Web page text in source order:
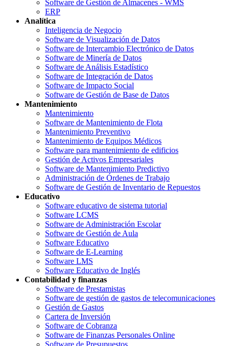
Software de Gestión de Almacenes - WMS
ERP
Analítica
Inteligencia de Negocio
Software de Visualización de Datos
Software de Intercambio Electrónico de Datos
Software de Minería de Datos
Software de Análisis Estadístico
Software de Integración de Datos
Software de Impacto Social
Software de Gestión de Base de Datos
Mantenimiento
Mantenimiento
Software de Mantenimiento de Flota
Mantenimiento Preventivo
Mantenimiento de Equipos Médicos
Software para mantenimiento de edificios
Gestión de Activos Empresariales
Software de Mantenimiento Predictivo
Administración de Órdenes de Trabajo
Software de Gestión de Inventario de Repuestos
Educativo
Software educativo de sistema tutorial
Software LCMS
Software de Administración Escolar
Software de Gestión de Aula
Software Educativo
Software de E-Learning
Software LMS
Software Educativo de Inglés
Contabilidad y finanzas
Software de Prestamistas
Software de gestión de gastos de telecomunicaciones
Gestión de Gastos
Cartera de Inversión
Software de Cobranza
Software de Finanzas Personales Online